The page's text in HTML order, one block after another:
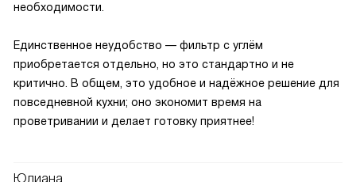
необходимости.
Единственное неудобство — фильтр с углём
приобретается отдельно, но это стандартно и не
критично. В общем, это удобное и надёжное решение для
повседневной кухни; оно экономит время на
проветривании и делает готовку приятнее!
Юлиана